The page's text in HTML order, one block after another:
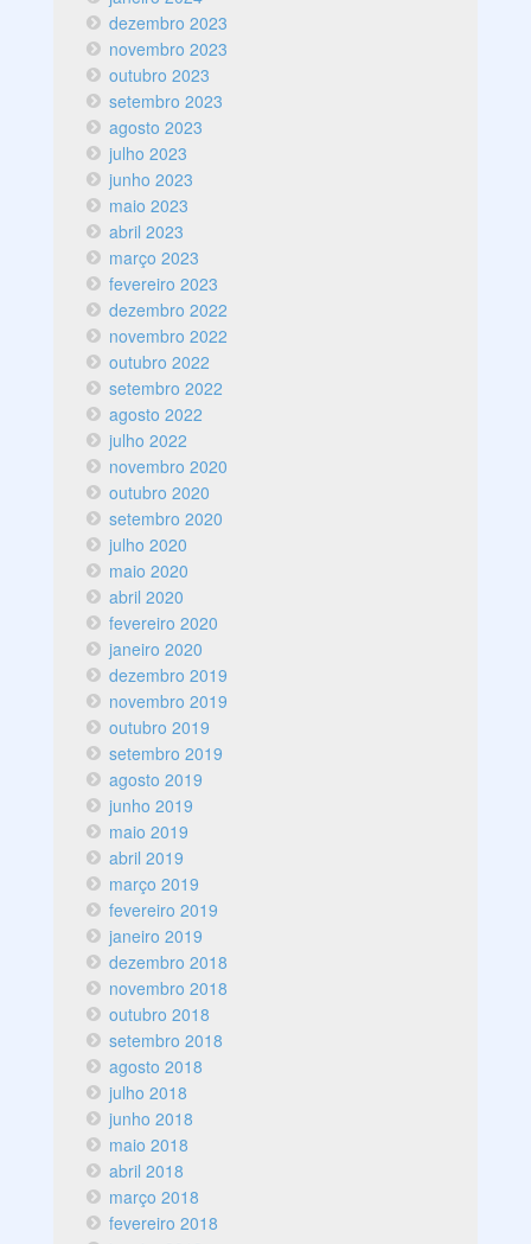
dezembro 2023
novembro 2023
outubro 2023
setembro 2023
agosto 2023
julho 2023
junho 2023
maio 2023
abril 2023
março 2023
fevereiro 2023
dezembro 2022
novembro 2022
outubro 2022
setembro 2022
agosto 2022
julho 2022
novembro 2020
outubro 2020
setembro 2020
julho 2020
maio 2020
abril 2020
fevereiro 2020
janeiro 2020
dezembro 2019
novembro 2019
outubro 2019
setembro 2019
agosto 2019
junho 2019
maio 2019
abril 2019
março 2019
fevereiro 2019
janeiro 2019
dezembro 2018
novembro 2018
outubro 2018
setembro 2018
agosto 2018
julho 2018
junho 2018
maio 2018
abril 2018
março 2018
fevereiro 2018